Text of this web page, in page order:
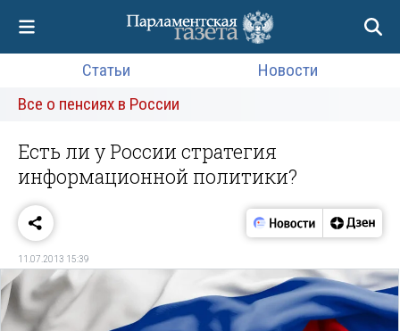
Статьи
Новости
Все о пенсиях в России
Есть ли у России стратегия
информационной политики?
11.07.2013 15:39